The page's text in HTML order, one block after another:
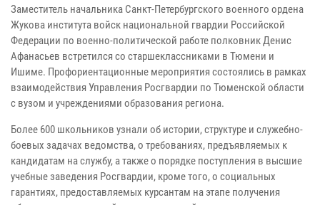
Заместитель начальника Санкт-Петербургского военного ордена
Жукова института войск национальной гвардии Российской
Федерации по военно-политической работе полковник Денис
Афанасьев встретился со старшеклассниками в Тюмени и
Ишиме. Профориентационные мероприятия состоялись в рамках
взаимодействия Управления Росгвардии по Тюменской области
с вузом и учреждениями образования региона.
Более 600 школьников узнали об истории, структуре и служебно-
боевых задачах ведомства, о требованиях, предъявляемых к
кандидатам на службу, а также о порядке поступления в высшие
учебные заведения Росгвардии, кроме того, о социальных
гарантиях, предоставляемых курсантам на этапе получения